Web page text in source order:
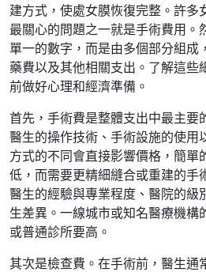
建方式，使處女膜恢復完整。許多
最關心的問題之一就是手術費用。
單一的數字，而是由多個部分組成
藥費以及其他相關支出。了解這些
前做好心理和經濟準備。
首先，手術費是整體支出中最主要
醫生的操作技術、手術設施的使用
方式的不同會直接影響價格，簡單
低，而需要更精細縫合或重建的手
醫生的經驗與專業程度、醫院的級
生差異。一線城市或知名醫療機構
或普通診所要高。
其次是檢查費。在手術前，醫生通